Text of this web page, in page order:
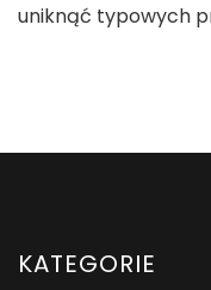
uniknąć typowych
KATEGORIE